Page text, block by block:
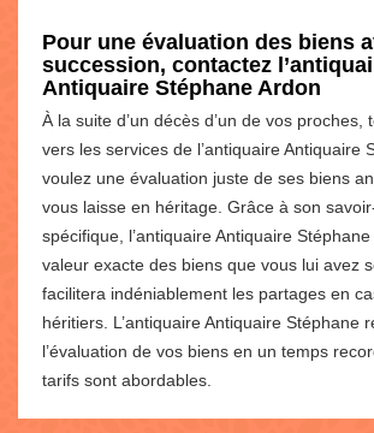
Pour une évaluation des biens
succession, contactez
Antiquaire Stéphane Ardon
À la suite d’un décès d’un de vos proches,
vers les services de l’antiquaire Antiquaire
voulez une évaluation juste de ses biens
vous laisse en héritage. Grâce à son
spécifique, l’antiquaire Antiquaire
valeur exacte des biens que vous lui avez
facilitera indéniablement les partages en
héritiers. L’antiquaire Antiquaire Stéphane
l’évaluation de vos biens en un temps
tarifs sont abordables.